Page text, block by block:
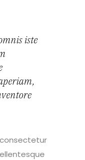
iste